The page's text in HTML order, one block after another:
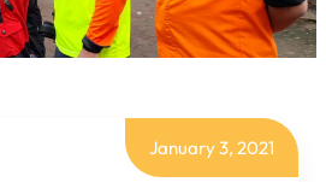
January 3, 2021